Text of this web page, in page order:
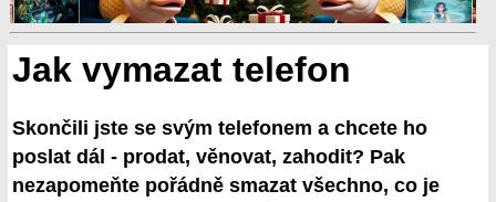
Jak vymazat telefon
Skončili jste se svým telefonem a chcete ho
poslat dál - prodat, věnovat, zahodit? Pak
nezapomeňte pořádně smazat všechno, co je